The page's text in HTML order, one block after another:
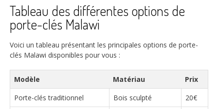
Tableau des différentes options de
porte-clés Malawi
Voici un tableau présentant les principales options de porte-
clés Malawi disponibles pour vous :
Modèle Matériau
Prix
Porte-clés traditionnel
Bois sculpté
20€